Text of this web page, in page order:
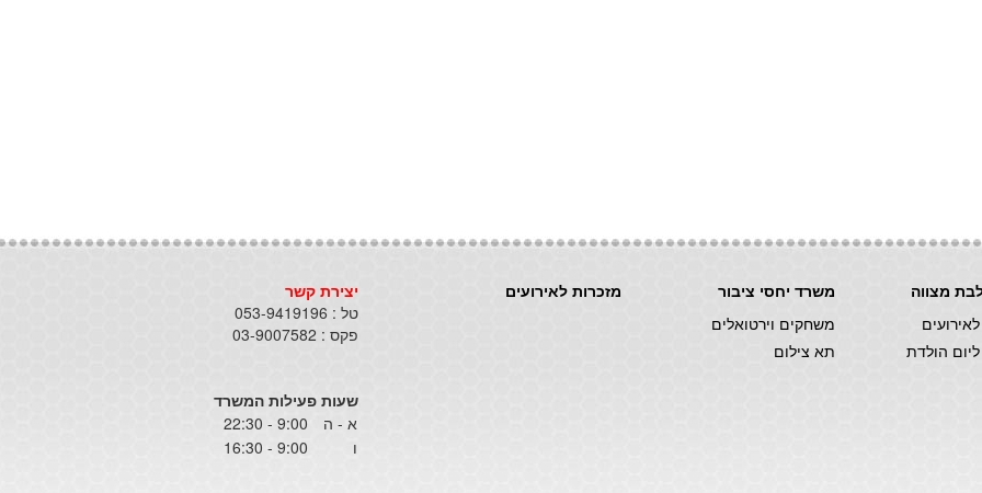
יצירת קשר
טל : 053-9419196
פקס : 03-9007582
שעות פעילות המשרד
א - ה
ו
מזכרות לאירועים
משרד יחסי ציבור
משחקים וירטואלים
תא צילום
מצווה
הולדת